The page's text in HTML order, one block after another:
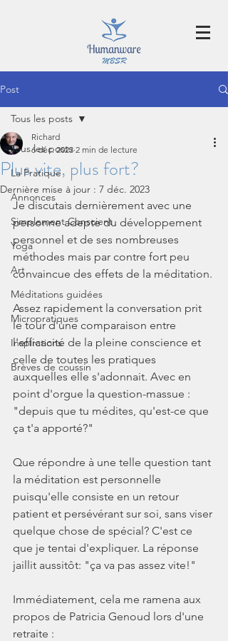
Post
Tous les posts
La Pratique
Annonces
Simplement Conscient
Yoga
Art
Méditations guidées
Micropratiques
Inspirations
Brèves de coussin
Tous les posts
Plus vite, plus fort?
Richard
6 déc. 2023 2 min de lecture
Dernière mise à jour : 7 déc. 2023
Je discutais dernièrement avec une
personne adepte du développement
personnel et de ses nombreuses
méthodes mais par contre fort peu
convaincue des effets de la méditation.
Assez rapidement la conversation prit
le tour d'une comparaison entre
l'efficacité de la pleine conscience et
celle de toutes les pratiques
auxquelles elle s'adonnait. Avec en
point d'orgue la question-massue :
"depuis que tu médites, qu'est-ce que
ça t'a apporté?"
Que répondre à une telle question tant
la méditation est personnelle
puisqu'elle consiste en un retour
patient et persévérant sur soi, sans viser
quelque chose de spécial? C'est ce
que je tentai d'expliquer. La réponse
jaillit aussitôt: "ça va pas assez vite!"
Immédiatement, cela me ramena aux
propos de Patricia Genoud lors d'une
retraite :